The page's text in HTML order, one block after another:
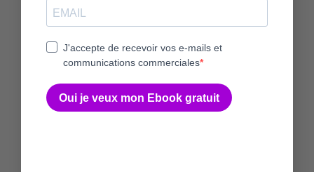
Pot à Fermentation pour
Choucroute en Grès – 7l